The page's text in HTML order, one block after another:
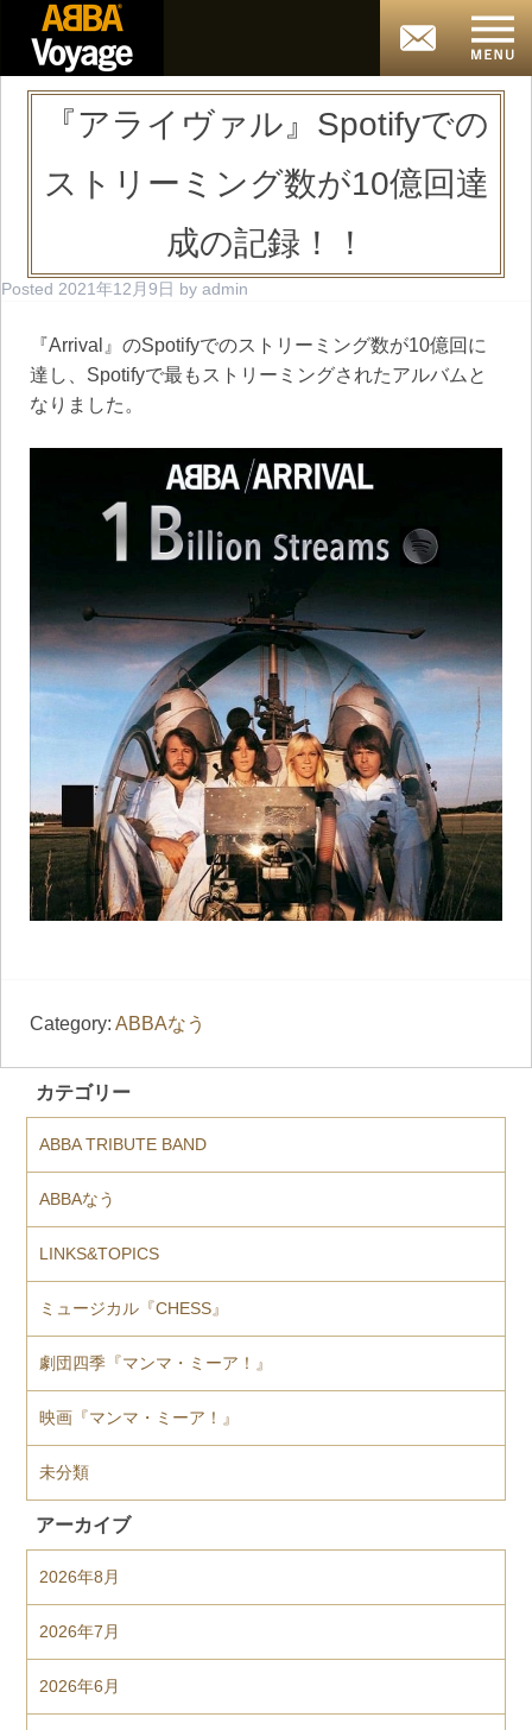
『アライヴァル』Spotifyでの
ストリーミング数が10億回達
成の記録！！
Posted 2021年12月9日 by admin
『Arrival』のSpotifyでのストリーミング数が10億回に
達し、Spotifyで最もストリーミングされたアルバムと
なりました。
Category: ABBAなう
カテゴリー
ABBA TRIBUTE BAND
ABBAなう
LINKS&TOPICS
ミュージカル『CHESS』
劇団四季『マンマ・ミーア！』
映画『マンマ・ミーア！』
未分類
アーカイブ
2026年8月
2026年7月
2026年6月